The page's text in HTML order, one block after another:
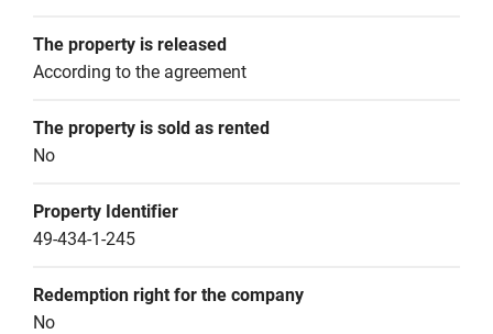
The property is released
According to the agreement
The property is sold as rented
No
Property Identifier
49-434-1-245
Redemption right for the company
No